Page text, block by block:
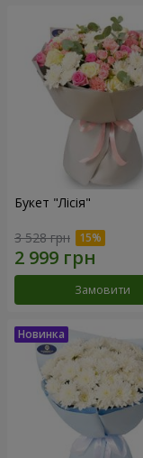
Букет "Лісія"
3 528 грн
Замовити